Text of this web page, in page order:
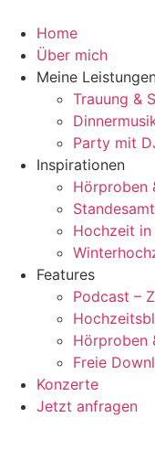
Inhalt
wechseln
Home
Über mich
Meine
Trauung &
Party mit
Inspirationen
Hörproben
Hochzeit
Features
Podcast –
Hörproben
Freie
Konzerte
Jetzt anfragen